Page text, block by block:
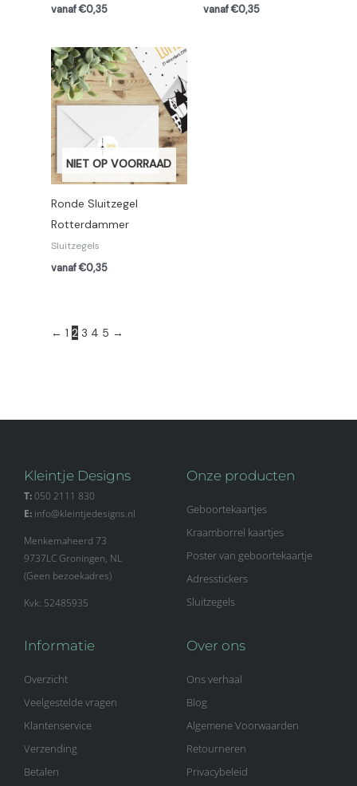
vanaf €0,35
vanaf €0,35
NIET OP VOORRAAD
Ronde Sluitzegel
Rotterdammer
Sluitzegels
vanaf €0,35
← 1 2 3 4 5 →
Kleintje Designs
T:050 2111 830
E: info@kleintjedesigns.nl
Menkemaheerd 73
9737LC Groningen, NL
(Geen bezoekadres)
Kvk: 52485935
Onze producten
Geboortekaartjes
Kraamborrel kaartjes
Poster van geboortekaartje
Adresstickers
Sluitzegels
Informatie
Overzicht
Veelgestelde vragen
Klantenservice
Verzending
Betalen
Over ons
Ons verhaal
Blog
Algemene Voorwaarden
Retourneren
Privacybeleid